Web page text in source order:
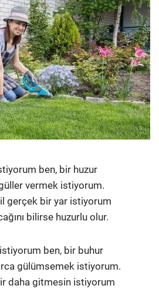
ben, bir huzur
vermek istiyorum.
gerçek bir yar istiyorum
bilirse huzurlu olur.
ben, bir buhur
gülümsemek istiyorum.
daha gitmesin istiyorum